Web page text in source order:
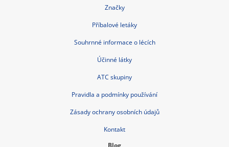
Značky
Příbalové letáky
Souhrnné informace o lécích
Účinné látky
ATC skupiny
Pravidla a podmínky používání
Zásady ochrany osobních údajů
Kontakt
Blog